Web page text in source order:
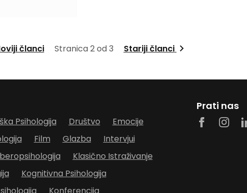
članci Stranica 2 od 3 Stariji članci
Psihologija Društvo
Emocije
Film Glazba
Intervjui
Klasično Istraživanje
Kognitivna Psihologija
Prati nas